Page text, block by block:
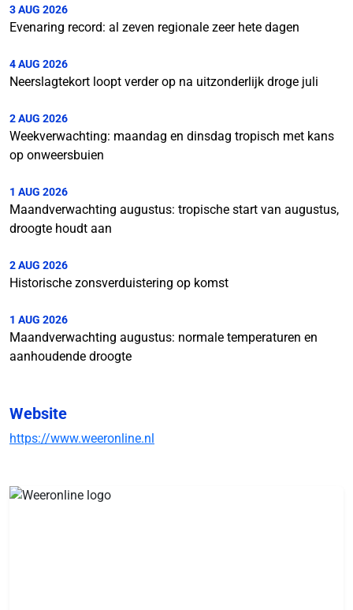
3 AUG 2026
Evenaring record: al zeven regionale zeer hete dagen
4 AUG 2026
Neerslagtekort loopt verder op na uitzonderlijk droge juli
2 AUG 2026
Weekverwachting: maandag en dinsdag tropisch met kans
op onweersbuien
1 AUG 2026
Maandverwachting augustus: tropische start van augustus,
droogte houdt aan
2 AUG 2026
Historische zonsverduistering op komst
1 AUG 2026
Maandverwachting augustus: normale temperaturen en
aanhoudende droogte
Website
https://www.weeronline.nl